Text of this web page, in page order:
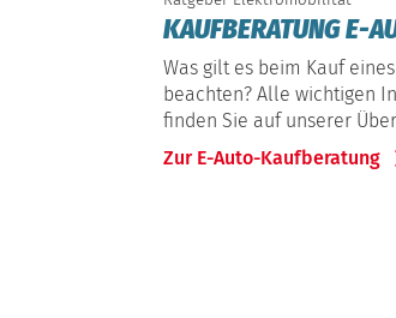
KAUFBERATUNG E-
Was gilt es beim Kauf
beachten? Alle wichtigen
finden Sie auf unserer
Zur E-Auto-Kaufberatung